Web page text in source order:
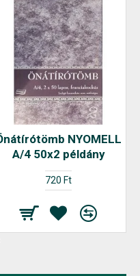
NYOMELL
A/4 50x2 példány
720 Ft